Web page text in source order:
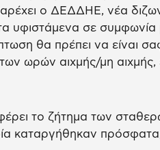
ο ΔΕΔΔΗΕ, νέα
υφιστάμενα σε
θα πρέπει να είναι
ωρών αιχμής/μη αιχμής,
το ζήτημα των
καταργήθηκαν